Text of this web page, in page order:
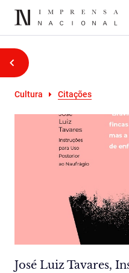
Cultura Citações
José Luiz Tavares,